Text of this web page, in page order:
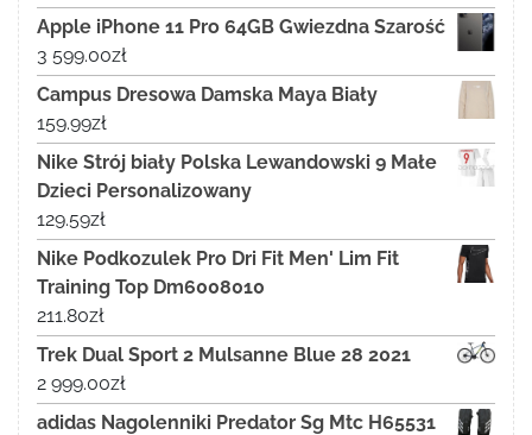
Apple iPhone 11 Pro 64GB Gwiezdna Szarość
3 599.00zł
Campus Dresowa Damska Maya Biały
159.99zł
Nike Strój biały Polska Lewandowski 9 Małe
Dzieci Personalizowany
129.59zł
Nike Podkozulek Pro Dri Fit Men' Lim Fit
Training Top Dm6008010
211.80zł
Trek Dual Sport 2 Mulsanne Blue 28 2021
2 999.00zł
adidas Nagolenniki Predator Sg Mtc H65531